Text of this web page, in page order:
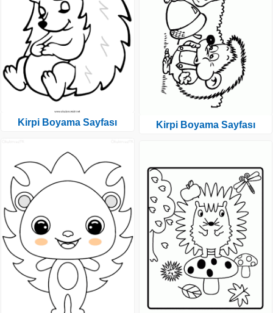
Kirpi Boyama Sayfası Kirpi Boyama Sayfası